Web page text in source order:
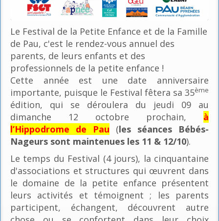
Le Festival de la Petite Enfance et de la Famille
de Pau, c'est le rendez-vous annuel des
parents, de leurs enfants et des
professionnels de la petite enfance !
Cette année est une date anniversaire
importante, puisque le Festival fêtera sa 35ème
édition, qui se déroulera du jeudi 09 au
dimanche 12 octobre prochain, à
l’Hippodrome de Pau (les séances Bébés-
Nageurs sont maintenues les 11 & 12/10).
Le temps du Festival (4 jours), la cinquantaine
d'associations et structures qui œuvrent dans
le domaine de la petite enfance présentent
leurs activités et témoignent ; les parents
participent, échangent, découvrent autre